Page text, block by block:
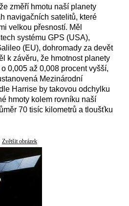
změří hmotu naší planety
navigačních satelitů, které
velkou přesností. Měl
systému GPS (USA),
(EU), dohromady za devět
k závěru, že hmotnost planety
0,005 až 0,008 procent vyšší,
Mezinárodní
Harrise by takovou odchylku
hmoty kolem rovníku naší
70 tisíc kilometrů a tloušťku
Zvětšit obrázek